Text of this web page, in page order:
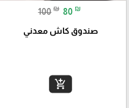
100 ₪ 80 ₪
صندوق كاش معدني
add_shopping_cart